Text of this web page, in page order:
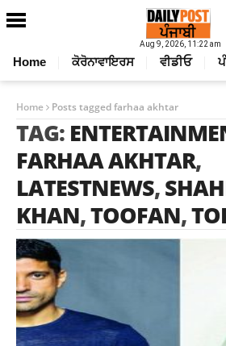
Aug 9, 2026, 11:22 am
Home ਕੋਰੋਨਾਵਾਇਰਸ ਵੀਡੀਓ
Home Posts tagged farhaa akhtar
TAG:
FARHAA AKHTAR,
LATESTNEWS,
KHAN,TOOFAN,